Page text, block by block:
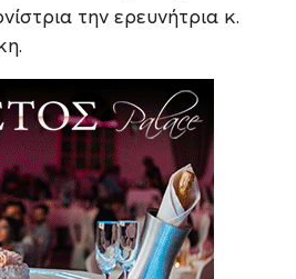
την ερευνήτρια κ.